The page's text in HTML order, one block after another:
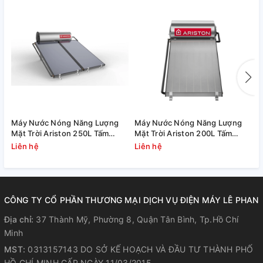
Máy Nước Nóng Năng Lượng
Mặt Trời Ariston 250L Tấm
Phẳng Kairos Thermo DR-2
Liên hệ
Máy Nước Nóng Năng Lượng
Mặt Trời Ariston 200L Tấm
Phẳng Kairos Thermo DR-2
Liên hệ
CÔNG TY CỔ PHẦN THƯƠNG MẠI DỊCH VỤ ĐIỆN MÁY LÊ PHAN
Địa chỉ: 37 Thành Mỹ, Phường 8, Quận Tân Bình, Tp.Hồ Chí
Minh
MST: 0313157143 DO SỞ KẾ HOẠCH VÀ ĐẦU TƯ THÀNH PHỐ